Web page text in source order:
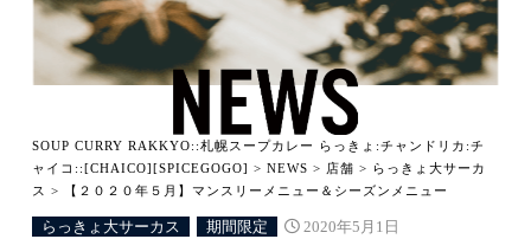
SOUP CURRY RAKKYO::札幌スープカレー らっきょ:チャンドリカ:チ
ャイコ::[CHAICO][SPICEGOGO] >NEWS > 店舗 > らっきょ大サーカ
ス > 【２０２０年５月】マンスリーメニュー＆シーズンメニュー
らっきょ大サーカス 期間限定 2020年5月1日